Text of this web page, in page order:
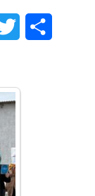
Twitter